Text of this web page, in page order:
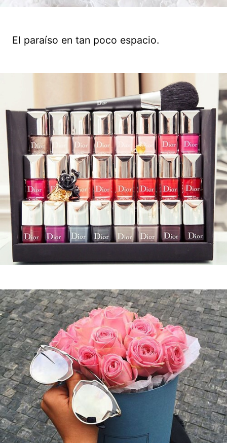
El paraíso en tan poco espacio.